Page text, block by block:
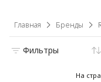
Главная Бренды
Фильтры
На